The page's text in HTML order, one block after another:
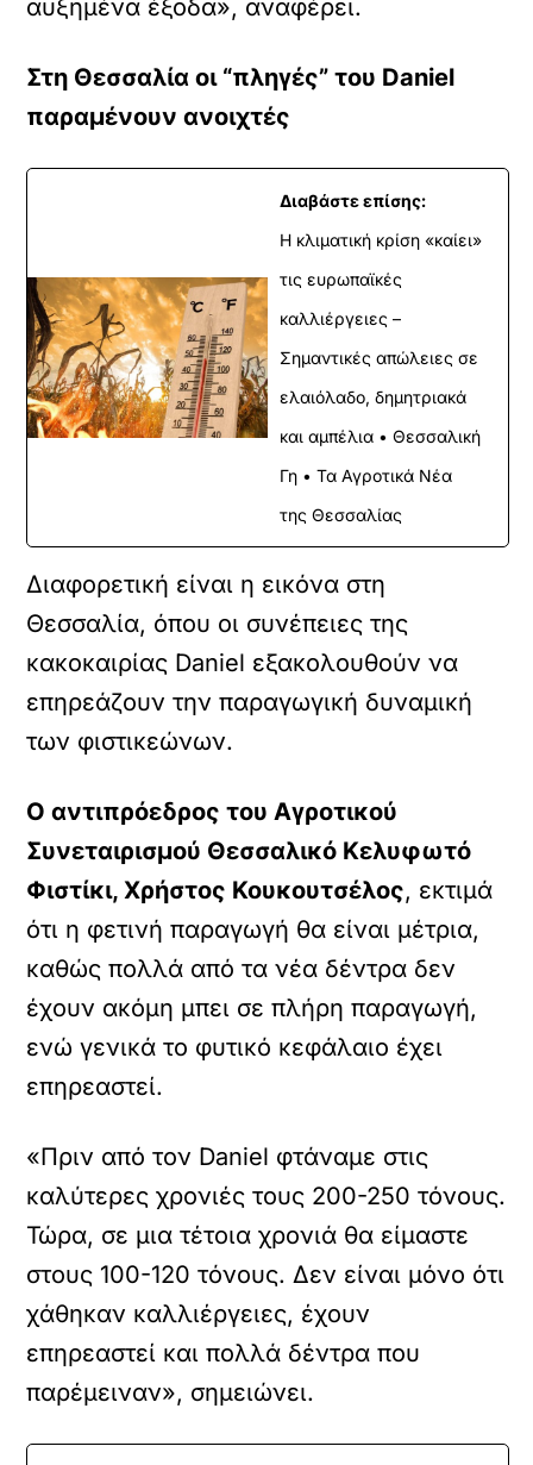
αυξημένα έξοδα», αναφέρει.
Στη Θεσσαλία οι “πληγές” του Daniel
παραμένουν ανοιχτές
Διαβάστε επίσης:
Η κλιματική κρίση «καίει»
τις ευρωπαϊκές
καλλιέργειες –
Σημαντικές απώλειες σε
ελαιόλαδο, δημητριακά
και αμπέλια • Θεσσαλική
Γη • Τα Αγροτικά Νέα
της Θεσσαλίας
Διαφορετική είναι η εικόνα στη
Θεσσαλία, όπου οι συνέπειες της
κακοκαιρίας Daniel εξακολουθούν να
επηρεάζουν την παραγωγική δυναμική
των φιστικεώνων.
Ο αντιπρόεδρος του Αγροτικού
Συνεταιρισμού Θεσσαλικό Κελυφωτό
Φιστίκι, Χρήστος Κουκουτσέλος, εκτιμά
ότι η φετινή παραγωγή θα είναι μέτρια,
καθώς πολλά από τα νέα δέντρα δεν
έχουν ακόμη μπει σε πλήρη παραγωγή,
ενώ γενικά το φυτικό κεφάλαιο έχει
επηρεαστεί.
«Πριν από τον Daniel φτάναμε στις
καλύτερες χρονιές τους 200-250 τόνους.
Τώρα, σε μια τέτοια χρονιά θα είμαστε
στους 100-120 τόνους. Δεν είναι μόνο ότι
χάθηκαν καλλιέργειες, έχουν
επηρεαστεί και πολλά δέντρα που
παρέμειναν», σημειώνει.